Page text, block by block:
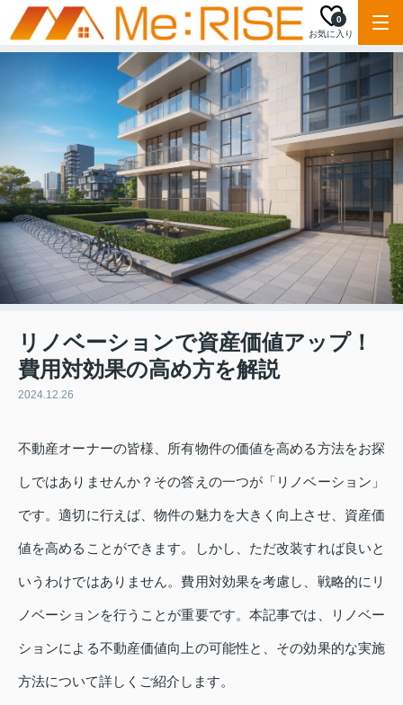
お気に入り
0
リノベーションで資産価値アップ！
費用対効果の高め方を解説
2024.12.26
不動産オーナーの皆様、所有物件の価値を高める方法をお探
しではありませんか？その答えの一つが「リノベーション」
です。適切に行えば、物件の魅力を大きく向上させ、資産価
値を高めることができます。しかし、ただ改装すれば良いと
いうわけではありません。費用対効果を考慮し、戦略的にリ
ノベーションを行うことが重要です。本記事では、リノベー
ションによる不動産価値向上の可能性と、その効果的な実施
方法について詳しくご紹介します。